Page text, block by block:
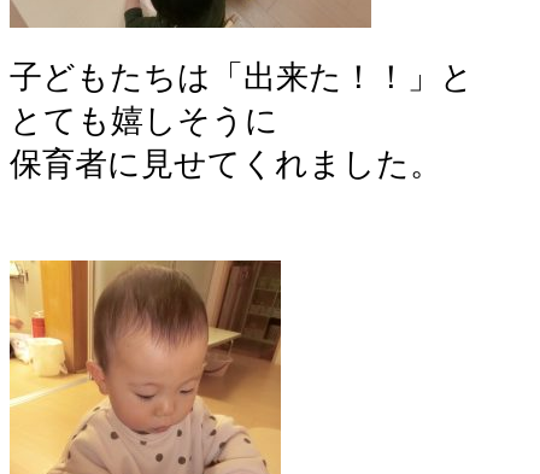
子どもたちは「出来た！！」と
とても嬉しそうに
保育者に見せてくれました。